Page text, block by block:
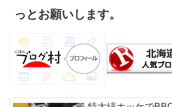
っとお願いします。